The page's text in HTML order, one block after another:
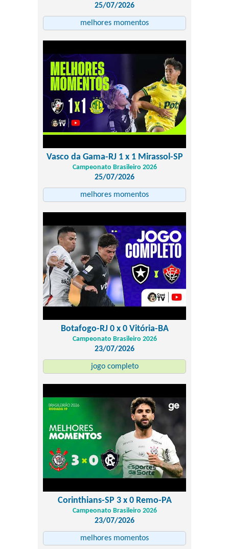
25/07/2026
melhores momentos
Vasco da Gama-RJ 1 x 1 Mirassol-SP
Campeonato Brasileiro 2026
25/07/2026
melhores momentos
Botafogo-RJ 0 x 0 Vitória-BA
Campeonato Brasileiro 2026
23/07/2026
jogo completo
Corinthians-SP 3 x 0 Remo-PA
Campeonato Brasileiro 2026
23/07/2026
melhores momentos